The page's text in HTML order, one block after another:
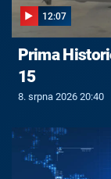
12:07
Prima
15
8. srpna 2026 20:40